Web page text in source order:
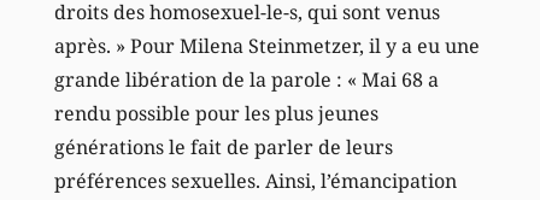
droits des homosexuel-le-s, qui sont venus
après. » Pour Milena Steinmetzer, il y a eu une
grande libération de la parole : « Mai 68 a
rendu possible pour les plus jeunes
générations le fait de parler de leurs
préférences sexuelles. Ainsi, l’émancipation